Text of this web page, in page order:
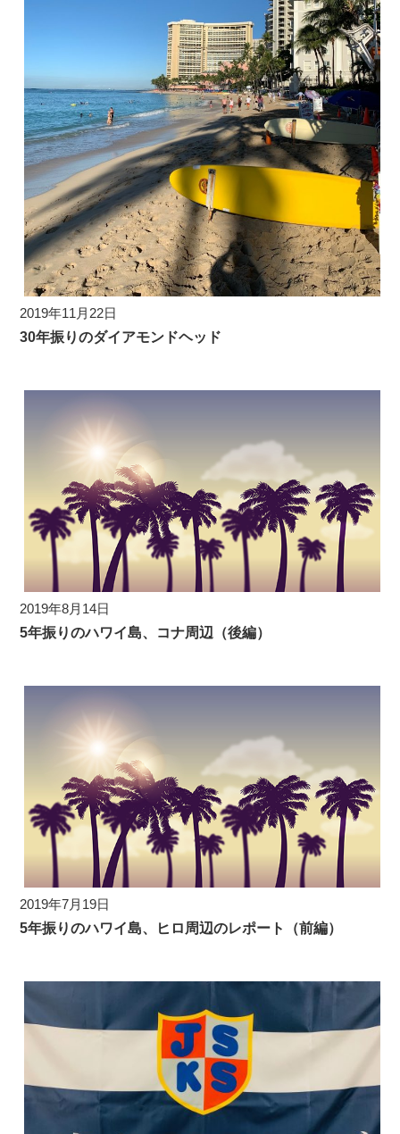
2019年11月22日
30年振りのダイアモンドヘッド
2019年8月14日
5年振りのハワイ島、コナ周辺（後編）
2019年7月19日
5年振りのハワイ島、ヒロ周辺のレポート（前編）